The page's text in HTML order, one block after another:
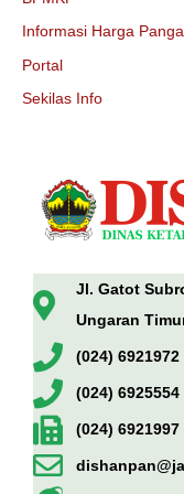
Informasi Harga
Portal
Sekilas Info
Jl. Gatot
Ungaran
(024) 6921972
(024) 6925554
(024) 6921997